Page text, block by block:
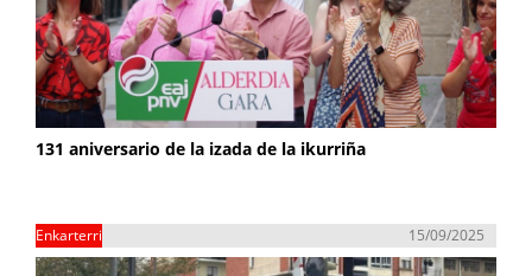
131 aniversario de la izada de la ikurriña
Enkarterri 15/09/2025